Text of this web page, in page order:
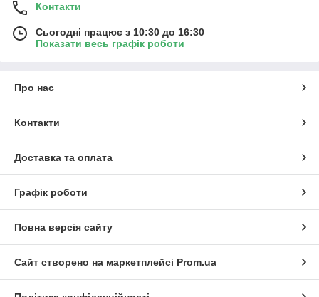
Контакти
Сьогодні працює з 10:30 до 16:30
Показати весь графік роботи
Про нас
Контакти
Доставка та оплата
Графік роботи
Повна версія сайту
Сайт створено на маркетплейсі Prom.ua